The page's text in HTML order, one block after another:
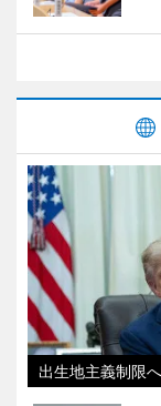
出生地主義制限